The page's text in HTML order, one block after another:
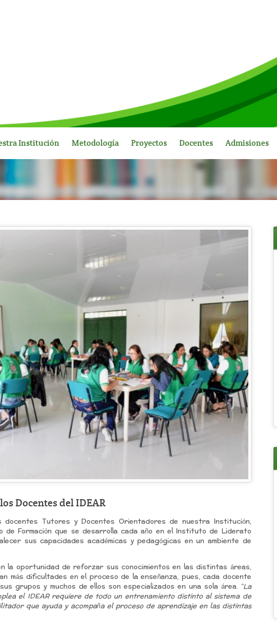
Institución Metodología Proyectos Docentes Admisiones
Docentes del IDEAR
Tutores y Docentes Orientadores de nuestra Institución,
de Formación que se desarrolla cada año en el Instituto de Liderato
sus capacidades académicas y pedagógicas en un ambiente de
la oportunidad de reforzar sus conocimientos en las distintas áreas,
más dificultades en el proceso de la enseñanza, pues, cada docente
grupos y muchos de ellos son especializados en una sola área. “La
el IDEAR requiere de todo un entrenamiento distinto al sistema de
que ayuda y acompaña el proceso de aprendizaje en las distintas